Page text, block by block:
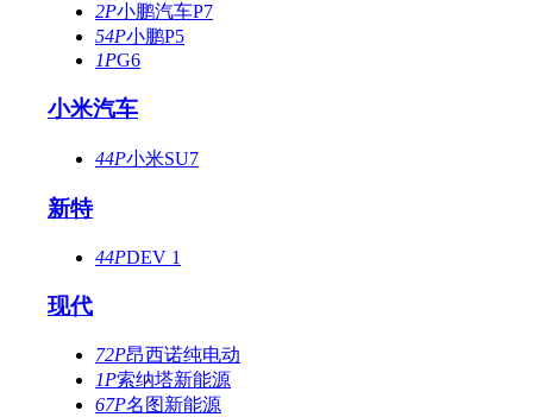
2P小鹏汽车P7
54P小鹏P5
1PG6
小米汽车
44P小米SU7
新特
44PDEV 1
现代
72P昂西诺纯电动
1P索纳塔新能源
67P名图新能源